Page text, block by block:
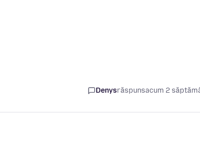
Denysrăspunsacum 2